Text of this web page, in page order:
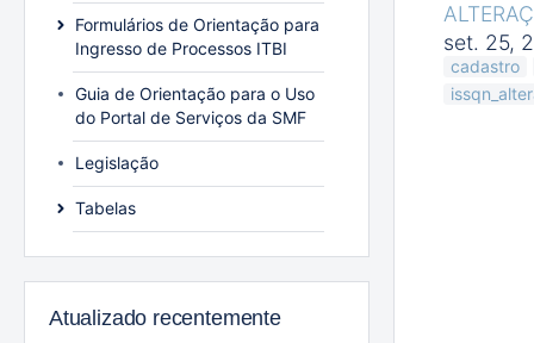
set. 25,
cadastro
Formulários de Orientação para
Ingresso de Processos ITBI
Guia de Orientação para o Uso
do Portal de Serviços da SMF
Legislação
Tabelas
Atualizado recentemente